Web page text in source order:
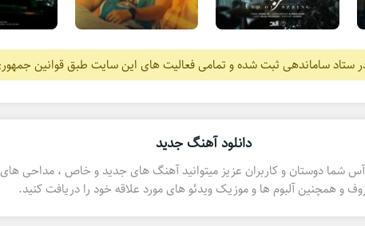
ستاد ساماندهی ثبت شده و تمامی فعالیت های این سایت طبق قوانین
دانلود آهنگ جدید
شما دوستان و کاربران عزیز میتوانید آهنگ های جدید و خاص ، مداحی های
و همچنین آلبوم ها و موزیک ویدئو های مورد علاقه خود را دریافت کنید.